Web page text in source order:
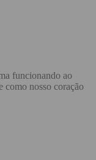
funcionando ao
como nosso coração